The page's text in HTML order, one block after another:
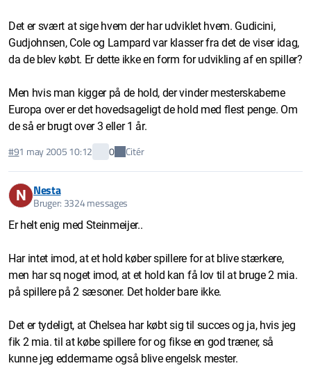
Det er svært at sige hvem der har udviklet hvem. Gudicini,
Gudjohnsen, Cole og Lampard var klasser fra det de viser idag,
da de blev købt. Er dette ikke en form for udvikling af en spiller?
Men hvis man kigger på de hold, der vinder mesterskaberne
Europa over er det hovedsageligt de hold med flest penge. Om
de så er brugt over 3 eller 1 år.
#91 may 2005 10:12 0 Citér
N Nesta
Bruger: 3324 messages
Er helt enig med Steinmeijer..
Har intet imod, at et hold køber spillere for at blive stærkere,
men har sq noget imod, at et hold kan få lov til at bruge 2 mia.
på spillere på 2 sæsoner. Det holder bare ikke.
Det er tydeligt, at Chelsea har købt sig til succes og ja, hvis jeg
fik 2 mia. til at købe spillere for og fikse en god træner, så
kunne jeg eddermame også blive engelsk mester.